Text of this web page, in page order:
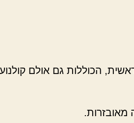
הכוללות גם אולם
מאובזרות.